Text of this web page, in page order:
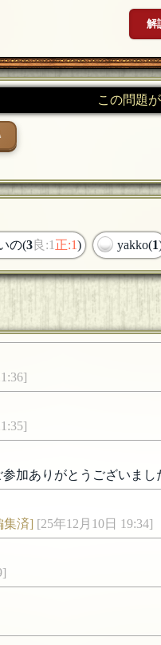
解
この問題
の(3良:1正:1) yakko(1
加ありがとうございまし
集済] [25年12月10日 19:34]